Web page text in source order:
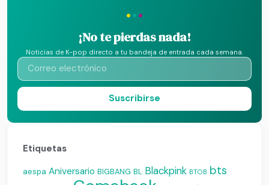
···
¡No te pierdas nada!
Noticias de K-pop directo a tu bandeja de entrada cada semana.
Suscribirse
Etiquetas
aespa Aniversario BIGBANG BL Blackpink BTOB bts